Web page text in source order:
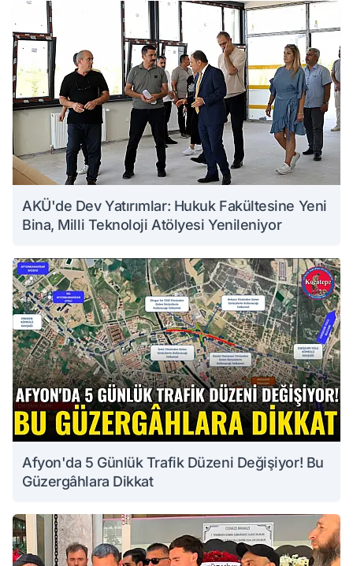
AKÜ'de Dev Yatırımlar: Hukuk Fakültesine Yeni
Bina, Milli Teknoloji Atölyesi Yenileniyor
Afyon'da 5 Günlük Trafik Düzeni Değişiyor! Bu
Güzergâhlara Dikkat